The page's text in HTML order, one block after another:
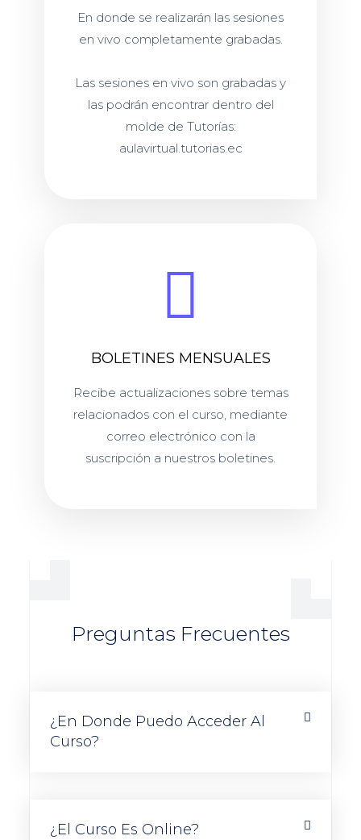
En donde se realizarán las sesiones
en vivo completamente grabadas.
Las sesiones en vivo son grabadas y
las podrán encontrar dentro del
molde de Tutorías:
aulavirtual.tutorias.ec
BOLETINES MENSUALES
Recibe actualizaciones sobre temas
relacionados con el curso, mediante
correo electrónico con la
suscripción a nuestros boletines.
Preguntas Frecuentes
¿En Donde Puedo Acceder Al
Curso?
¿El Curso Es Online?